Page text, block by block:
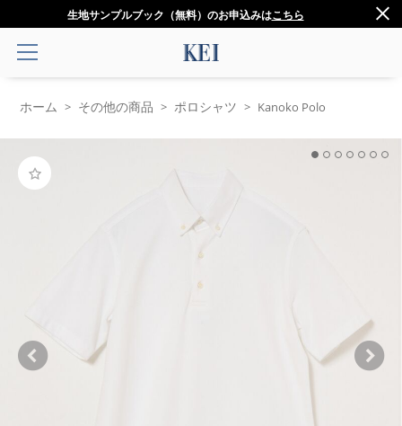
生地サンプルブック（無料）のお申込みはこちら
ホーム > その他の商品 > ポロシャツ > Kanoko Polo